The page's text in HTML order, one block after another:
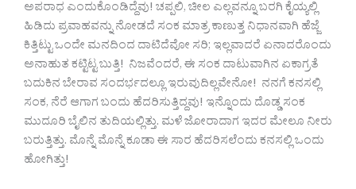
ಅಪರಾಧ ಎಂದುಕೊಂಡಿದ್ದೆವು! ಚಪ್ಪಲಿ, ಚೀಲ ಎಲ್ಲವನ್ನೂ ಬರಗಿ ಕೈಯ್ಯಲ್ಲಿ
ಹಿಡಿದು ಪ್ರವಾಹವನ್ನು ನೋಡದೆ ಸಂಕ ಮಾತ್ರ ಕಾಣುತ್ತ ನಿಧಾನವಾಗಿ ಹೆಜ್ಜೆ
ಕಿತ್ತಿಟ್ಟು ಒಂದೇ ಮನದಿಂದ ದಾಟಿದೆವೋ ಸರಿ; ಇಲ್ಲವಾದರೆ ಏನಾದರೊಂದು
ಅನಾಹುತ ಕಟ್ಟಿಟ್ಟ ಬುತ್ತಿ! ನಿಜವೆಂದರೆ, ಈ ಸಂಕ ದಾಟುವಾಗಿನ ಏಕಾಗ್ರತೆ
ಬದುಕಿನ ಬೇರಾವ ಸಂದರ್ಭದಲ್ಲೂ ಇರುವುದಿಲ್ಲವೇನೋ! ನನಗೆ ಕನಸಲ್ಲಿ
ಸಂಕ, ನೆರೆ ಆಗಾಗ ಬಂದು ಹೆದರಿಸುತ್ತಿದ್ದವು! ಇನ್ನೊಂದು ದೊಡ್ಡ ಸಂಕ
ಮುದೂರಿ ಬೈಲಿನ ತುದಿಯಲ್ಲಿತ್ತು. ಮಳೆ ಜೋರಾದಾಗ ಇದರ ಮೇಲೂ ನೀರು
ಬರುತ್ತಿತ್ತು. ಮೊನ್ನೆ ಮೊನ್ನೆ ಕೂಡಾ ಈ ಸಾರ ಹೆದರಿಸಲೆಂದು ಕನಸಲ್ಲಿ ಒಂದು
ಹೋಗಿತ್ತು!